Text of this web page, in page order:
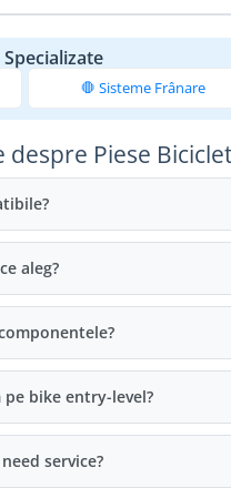
🛑 Sisteme Frânare
despre Piese
aleg?
bike entry-level?
service?